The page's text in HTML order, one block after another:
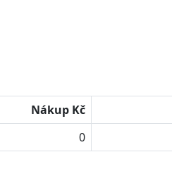
Nákup Kč
0